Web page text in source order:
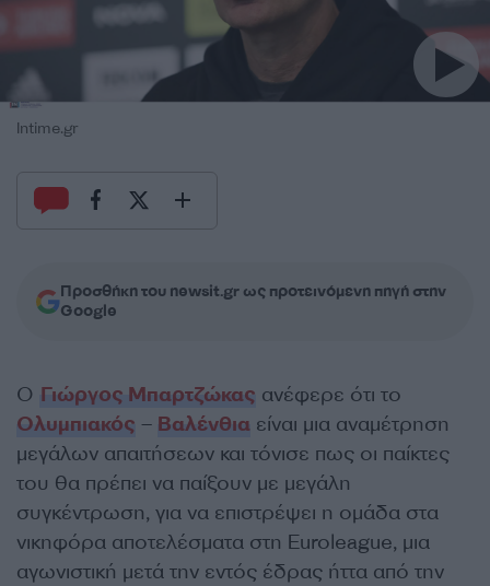
Intime.gr
Προσθήκη του newsit.gr ως προτεινόμενη πηγή στην
Google
Ο Γιώργος Μπαρτζώκας ανέφερε ότι το
Ολυμπιακός – Βαλένθια είναι μια αναμέτρηση
μεγάλων απαιτήσεων και τόνισε πως οι παίκτες
του θα πρέπει να παίξουν με μεγάλη
συγκέντρωση, για να επιστρέψει η ομάδα στα
νικηφόρα αποτελέσματα στη Euroleague, μια
αγωνιστική μετά την εντός έδρας ήττα από την